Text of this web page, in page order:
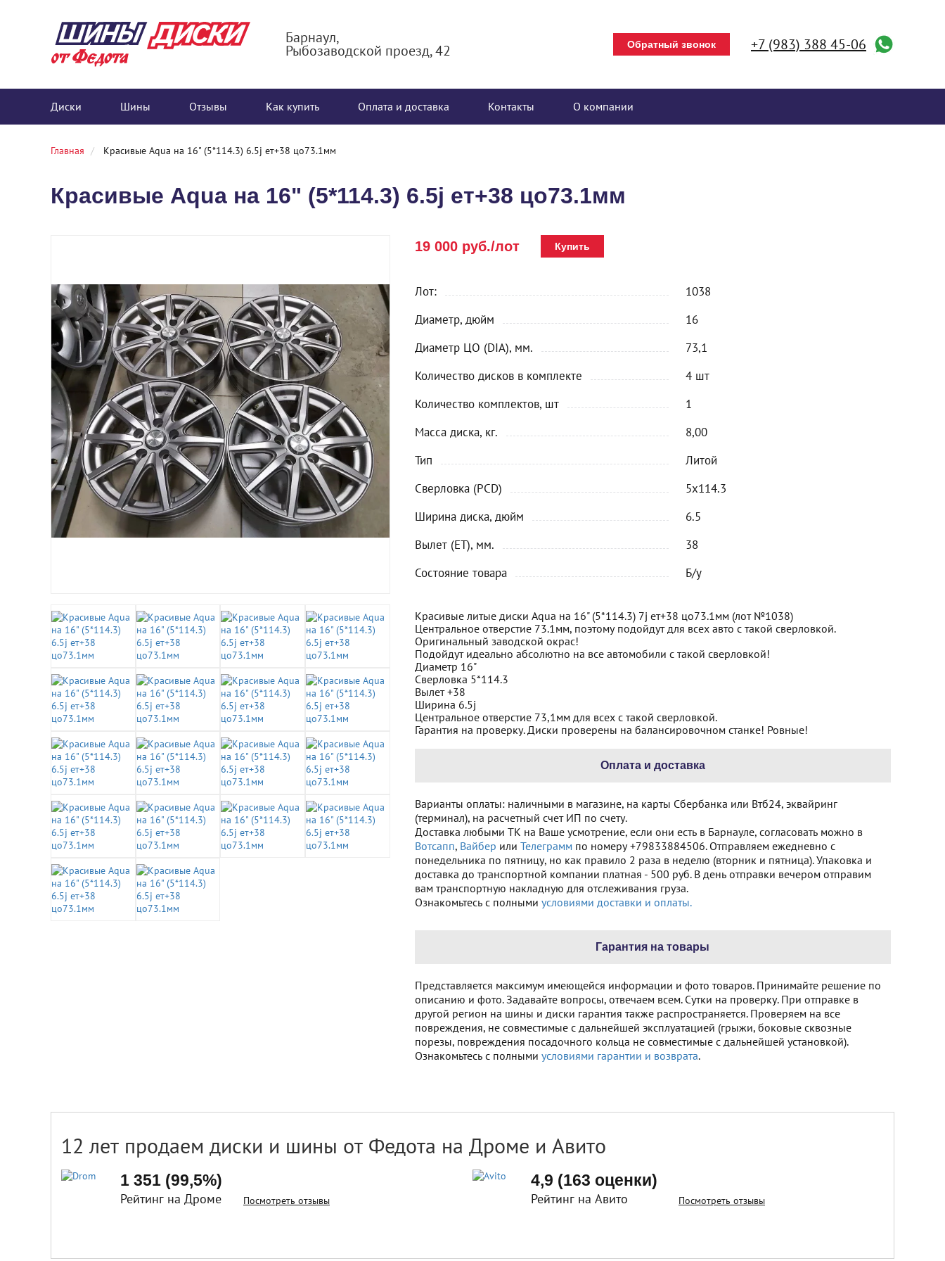
Барнаул,
Рыбозаводской проезд, 42 Обратный звонок +7 (983) 388 45-06
Диски Шины Отзывы Как купить Оплата и доставка Контакты О компании
Главная Красивые Aqua на 16" (5*114.3) 6.5j ет+38 цо73.1мм
Красивые Aqua на 16" (5*114.3) 6.5j ет+38 цо73.1мм
19 000 руб./лот Купить
Лот:
1038
Диаметр, дюйм
16
Диаметр ЦО (DIA), мм.
73,1
Количество дисков в комплекте
4 шт
Количество комплектов, шт
1
Масса диска, кг.
8,00
Тип
Литой
Сверловка (PCD)
5x114.3
Ширина диска, дюйм
6.5
Вылет (ET), мм.
38
Состояние товара
Б/у
Красивые литые диски Aqua на 16" (5*114.3) 7j ет+38 цо73.1мм (лот №1038)
Центральное отверстие 73.1мм, поэтому подойдут для всех авто с такой сверловкой.
Оригинальный заводской окрас!
Подойдут идеально абсолютно на все автомобили с такой сверловкой!
Диаметр 16"
Сверловка 5*114.3
Вылет +38
Ширина 6.5j
Центральное отверстие 73,1мм для всех с такой сверловкой.
Гарантия на проверку. Диски проверены на балансировочном станке! Ровные!
Оплата и доставка
Варианты оплаты: наличными в магазине, на карты Сбербанка или Втб24, эквайринг
(терминал), на расчетный счет ИП по счету.
Доставка любыми ТК на Ваше усмотрение, если они есть в Барнауле, согласовать можно в
Вотсапп, Вайбер или Телеграмм по номеру +79833884506. Отправляем ежедневно с
понедельника по пятницу, но как правило 2 раза в неделю (вторник и пятница). Упаковка и
доставка до транспортной компании платная - 500 руб. В день отправки вечером отправим
вам транспортную накладную для отслеживания груза.
Ознакомьтесь с полными условиями доставки и оплаты.
Гарантия на товары
Представляется максимум имеющейся информации и фото товаров. Принимайте решение по
описанию и фото. Задавайте вопросы, отвечаем всем. Сутки на проверку. При отправке в
другой регион на шины и диски гарантия также распространяется. Проверяем на все
повреждения, не совместимые с дальнейшей эксплуатацией (грыжи, боковые сквозные
порезы, повреждения посадочного кольца не совместимые с дальнейшей установкой).
Ознакомьтесь с полными условиями гарантии и возврата.
12 лет продаем диски и шины от Федота на Дроме и Авито
1 351 (99,5%)
Рейтинг на Дроме Посмотреть отзывы
4,9 (163 оценки)
Рейтинг на Авито Посмотреть отзывы